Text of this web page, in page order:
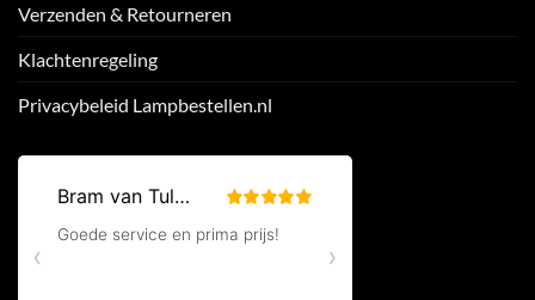
Verzenden & Retourneren
Klachtenregeling
Privacybeleid Lampbestellen.nl